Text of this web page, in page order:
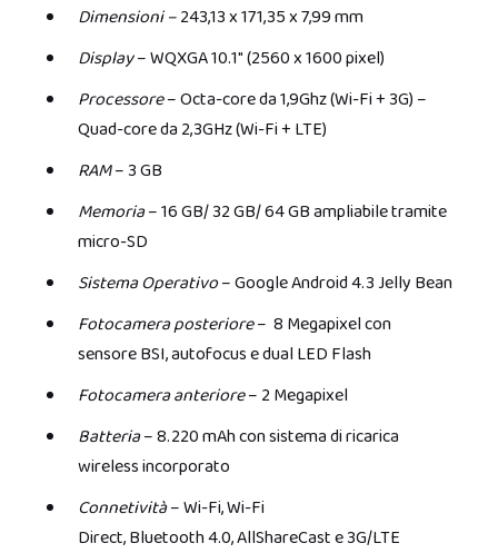
Dimensioni –243,13 x 171,35 x 7,99 mm
Display– WQXGA 10.1″ (2560 x 1600 pixel)
Processore– Octa-core da 1,9Ghz (Wi-Fi + 3G) –
Quad-core da 2,3GHz (Wi-Fi + LTE)
RAM– 3 GB
Memoria– 16 GB/ 32 GB/ 64 GB ampliabile tramite
micro-SD
Sistema Operativo– Google Android 4.3 Jelly Bean
Fotocamera posteriore– 8 Megapixel con
sensore BSI, autofocus e dual LED Flash
Fotocamera anteriore– 2 Megapixel
Batteria– 8.220 mAh con sistema di ricarica
wireless incorporato
Connetività– Wi-Fi, Wi-Fi
Direct, Bluetooth 4.0, AllShareCast e 3G/LTE